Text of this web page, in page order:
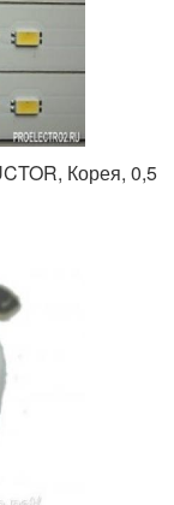
Корея, 0,5